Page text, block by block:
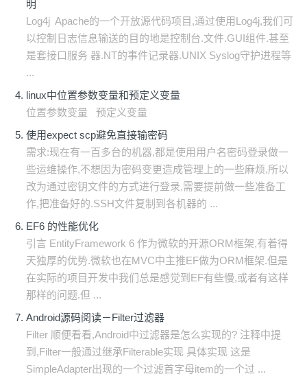
明
Log4j Apache的一个开放源代码项目,通过使用Log4j,我们可
以控制日志信息输送的目的地是控制台.文件.GUI组件.甚至
是套接口服务 器.NT的事件记录器.UNIX Syslog守护进程等
...
linux中位置参数变量和预定义变量
位置参数变量 预定义变量
使用expect scp避免直接输密码
需求:现在有一百多台的机器,都是使用用户名密码登录做一
些运维操作,不想因为密码变更造成管理上的一些麻烦,所以
改为通过密钥文件的方式进行登录,需要提前做一些准备工
作,把准备好的.SSH文件复制到各机器的 ...
EF6 的性能优化
引言 EntityFramework 6 作为微软的开源ORM框架,有着得
天独厚的优势.微软也在MVC中主推EF做为ORM框架.但是
在实际的项目开发中我们总是感觉到EF有些慢,或者有这样
那样的问题.但 ...
Android源码阅读－Filter过滤器
Filter 顺便看看,Android中过滤器是怎么实现的? 注释中提
到,Filter一般通过继承Filterable实现 具体实现 这是
SimpleAdapter出现的一个过滤首字母item的一个过 ...